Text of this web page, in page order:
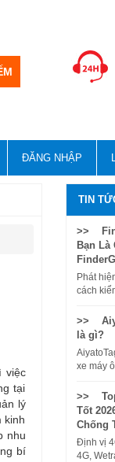
ĐĂNG NHẬP
việc
tại
lý
kinh
nhu
bí
TIN
>>
Bạn Là
Phát
cách
>>
là gì?
xe máy
>> Top
Tốt
Chống
Định vị
4G,